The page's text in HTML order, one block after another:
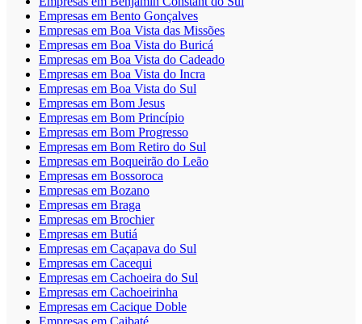
Empresas em Bento Gonçalves
Empresas em Boa Vista das Missões
Empresas em Boa Vista do Buricá
Empresas em Boa Vista do Cadeado
Empresas em Boa Vista do Incra
Empresas em Boa Vista do Sul
Empresas em Bom Jesus
Empresas em Bom Princípio
Empresas em Bom Progresso
Empresas em Bom Retiro do Sul
Empresas em Boqueirão do Leão
Empresas em Bossoroca
Empresas em Bozano
Empresas em Braga
Empresas em Brochier
Empresas em Butiá
Empresas em Caçapava do Sul
Empresas em Cacequi
Empresas em Cachoeira do Sul
Empresas em Cachoeirinha
Empresas em Cacique Doble
Empresas em Caibaté